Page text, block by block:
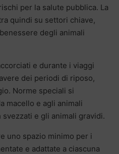
per la salute pubblica. La
quindi su settori chiave,
degli animali
e durante i viaggi
dei periodi di riposo,
Norme speciali si
macello e agli animali
e gli animali gravidi.
uno spazio minimo per i
e adattate a ciascuna